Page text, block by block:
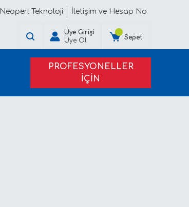
Neoperl Teknoloji İletişim ve Hesap No
Üye Girişi
Üye Ol
Sepet
PROFESYONELLER
İÇİN